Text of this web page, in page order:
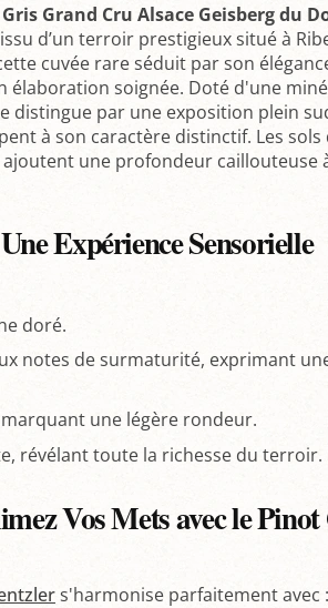
Grand Cru Alsace Geisberg du
d’un terroir prestigieux situé à
cuvée rare séduit par son
élaboration soignée. Doté d'une
distingue par une exposition plein
à son caractère distinctif. Les sols
une profondeur caillouteuse
Expérience Sensorielle
doré.
notes de surmaturité, exprimant
une légère rondeur.
révélant toute la richesse du terroir.
Vos Mets avec le
s'harmonise parfaitement avec :